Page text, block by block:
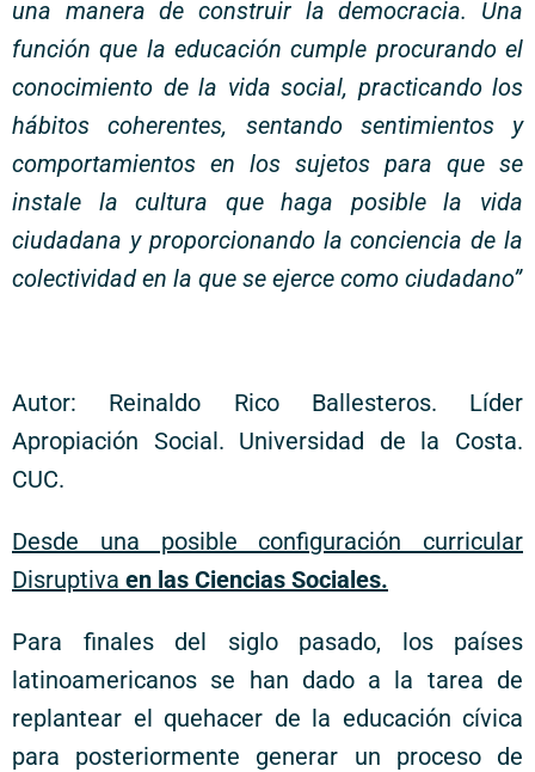
una manera de construir la democracia. Una
función que la educación cumple procurando el
conocimiento de la vida social, practicando los
hábitos coherentes, sentando sentimientos y
comportamientos en los sujetos para que se
instale la cultura que haga posible la vida
ciudadana y proporcionando la conciencia de la
colectividad en la que se ejerce como ciudadano”
Autor: Reinaldo Rico Ballesteros. Líder
Apropiación Social. Universidad de la Costa.
CUC.
Desde una posible configuración curricular
Disruptiva en las Ciencias Sociales.
Para finales del siglo pasado, los países
latinoamericanos se han dado a la tarea de
replantear el quehacer de la educación cívica
para posteriormente generar un proceso de